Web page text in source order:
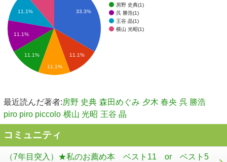
房野 史典(1)
呉 勝浩(1)
王谷 晶(1)
横山 光昭(1)
33.3%
11.1%
11.1%
11.1%
11.1%
11.1%
最近読んだ著者:房野 史典 森田めぐみ 夕木 春央 呉 勝浩
piro piro piccolo 横山 光昭 王谷 晶
コミュニティ
（7年目突入）★私のお薦め本 ベスト11 or ベスト5